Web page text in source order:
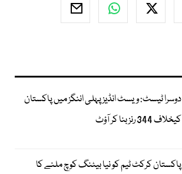
دوسرا ٹیسٹ: ویسٹ انڈیز پہلی اننگز میں پاکستان
کیخلاف 344 رنز بنا کر آؤٹ
پاکستان کرکٹ ٹیم کو نیا بیٹنگ کوچ ملنے کا